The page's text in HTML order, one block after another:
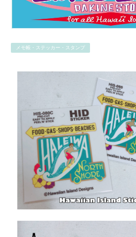
メモ帳・ステッカー・スタンプ